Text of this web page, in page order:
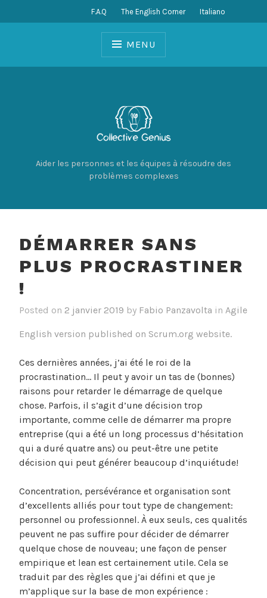
to
F.A.Q The English Corner Italiano
MENU
Aider les personnes et les équipes à résoudre des
problèmes complexes
DÉMARRER SANS
PLUS PROCRASTINER
!
Posted on 2 janvier 2019 by Fabio Panzavolta in Agile
English version published on Scrum.org website.
Ces dernières années, j’ai été le roi de la
procrastination… Il peut y avoir un tas de (bonnes)
raisons pour retarder le démarrage de quelque
chose. Parfois, il s’agit d’une décision trop
importante, comme celle de démarrer ma propre
entreprise (qui a été un long processus d’hésitation
qui a duré quatre ans) ou peut-être une petite
décision qui peut générer beaucoup d’inquiétude!
Concentration, persévérance et organisation sont
d’excellents alliés pour tout type de changement:
personnel ou professionnel. À eux seuls, ces qualités
peuvent ne pas suffire pour décider de démarrer
quelque chose de nouveau; une façon de penser
empirique et lean est certainement utile. Cela se
traduit par des règles que j’ai défini et que je
m’applique sur la base de mon expérience :